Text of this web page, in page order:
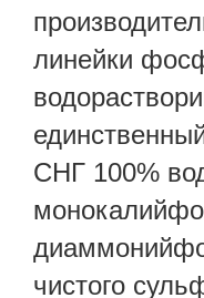
линейки
СНГ 100%
чистого